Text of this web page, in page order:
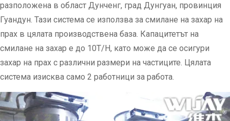
разположена в област Дунченг, град Дунгуан, провинция
Гуандун. Тази система се използва за смилане на захар на
прах в цялата производствена база. Капацитетът на
смилане на захар е до 10T/H, като може да се осигури
захар на прах с различни размери на частиците. Цялата
система изисква само 2 работници за работа.